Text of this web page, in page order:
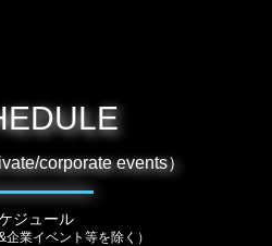
corporate events）
ジュール
企業イベント等を除く）